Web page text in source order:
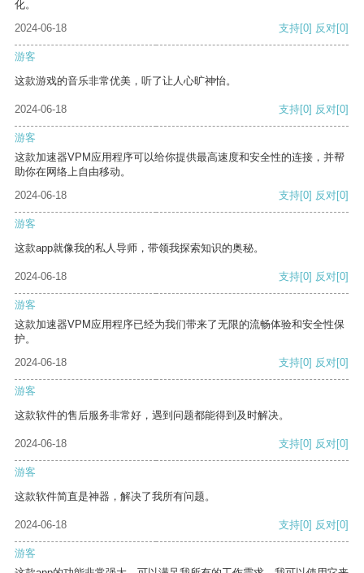
化。
2024-06-18
支持[0] 反对[0]
游客
这款游戏的音乐非常优美，听了让人心旷神怡。
2024-06-18 支持[0] 反对[0]
游客
这款加速器VPM应用程序可以给你提供最高速度和安全性的连接，并帮
助你在网络上自由移动。
2024-06-18
支持[0] 反对[0]
游客
这款app就像我的私人导师，带领我探索知识的奥秘。
2024-06-18 支持[0] 反对[0]
游客
这款加速器VPM应用程序已经为我们带来了无限的流畅体验和安全性保
护。
2024-06-18
支持[0] 反对[0]
游客
这款软件的售后服务非常好，遇到问题都能得到及时解决。
2024-06-18 支持[0] 反对[0]
游客
这款软件简直是神器，解决了我所有问题。
2024-06-18 支持[0] 反对[0]
游客